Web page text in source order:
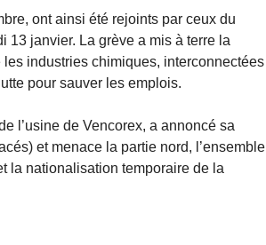
ont ainsi été rejoints par ceux du
13 janvier. La grève a mis à terre la
industries chimiques, interconnectées
pour sauver les emplois.
l’usine de Vencorex, a annoncé sa
et menace la partie nord, l’ensemble
la nationalisation temporaire de la